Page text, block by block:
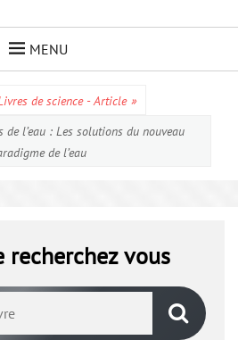
MENU
de science - Article »
l’eau : Les solutions du nouveau
de l’eau
vous